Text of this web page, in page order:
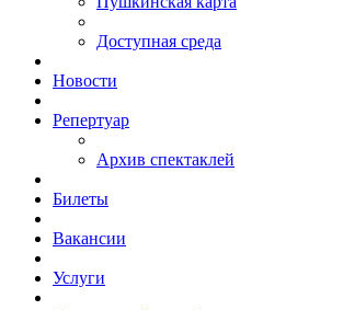
Доступная среда
Новости
Репертуар
Архив спектаклей
Билеты
Вакансии
Услуги